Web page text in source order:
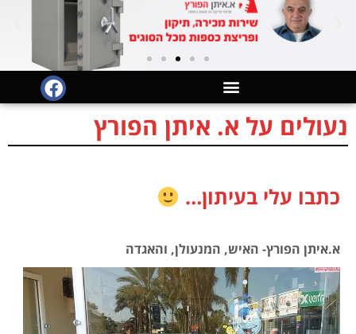
נעולים על א. איתן הפורץ
כתבו עלי בעיתון…
א.איתן הפורץ- האיש, המנעולן, והאגדה